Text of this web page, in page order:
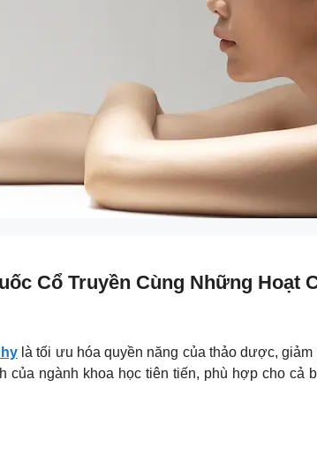
Cổ Truyền Cùng Những Hoạt
là tối ưu hóa quyền năng của thảo dược, giảm
ngành khoa học tiên tiến, phù hợp cho cả